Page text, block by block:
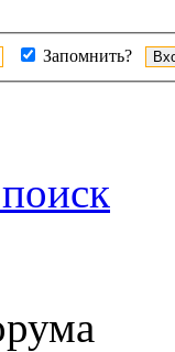
Запомнить?